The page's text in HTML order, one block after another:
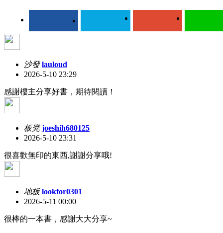
沙發 lauloud
2026-5-10 23:29
感謝樓主分享好書，期待閱讀！
板凳 joeshih680125
2026-5-10 23:31
很喜歡無印的東西,謝謝分享哦!
地板 lookfor0301
2026-5-11 00:00
很棒的一本書，感謝大大分享~